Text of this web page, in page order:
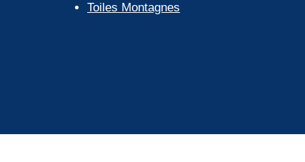
Toiles Montagnes